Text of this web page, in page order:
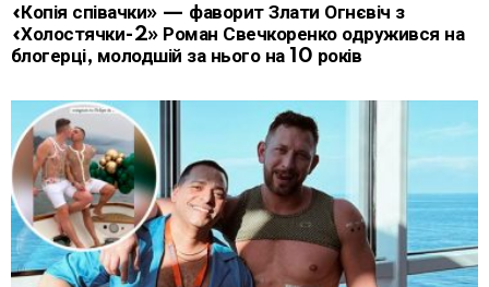
«Копія співачки» — фаворит Злати Огнєвіч з
«Холостячки-2» Роман Свечкоренко одружився на
блогерці, молодшій за нього на 10 років